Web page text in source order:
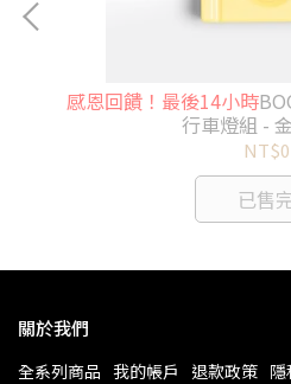
感恩回饋！最後14小時
行車燈組 -
NT$0
已售
關於我們
全系列商品 我的帳戶 退款政策